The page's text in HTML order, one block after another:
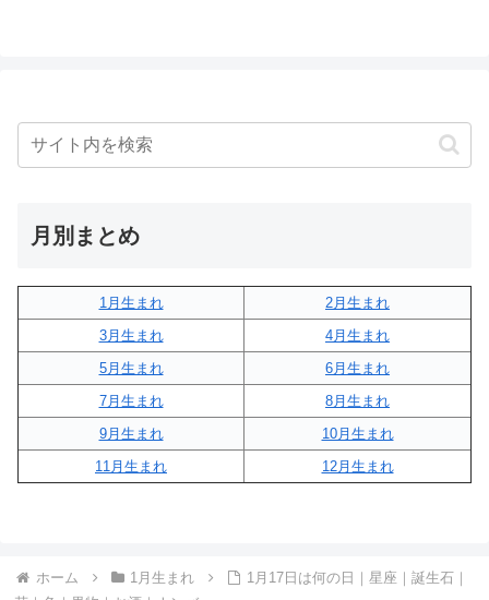
月別まとめ
1月生まれ
2月生まれ
3月生まれ
4月生まれ
5月生まれ
6月生まれ
7月生まれ
8月生まれ
9月生まれ
10月生まれ
11月生まれ
12月生まれ
ホーム 1月生まれ
1月17日は何の日｜星座｜誕生石｜